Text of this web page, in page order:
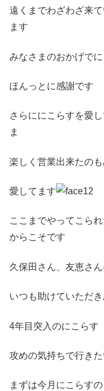
遠くまでわざわざ来
ます
みなさまのおかげで
ほんっとに感謝です
さらににこらすを愛
ま
楽しく営業出来たの
愛してます
ここまでやってこら
からこそです
久保田さん、友恵さ
いつも助けていただ
4年目突入のにこらす
攻めの気持ちで行き
まずは今月にこらすの